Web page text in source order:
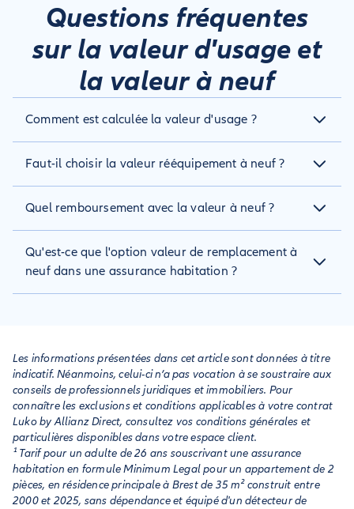
Questions fréquentes
sur la valeur d'usage et
la valeur à neuf
Comment est calculée la valeur d'usage ?
sur le marché (et non sa valeur d'achat), moins le coefficient
Faut-il choisir la valeur rééquipement à neuf ?
compte le coefficient de vétusté, et la valeur remboursée est
plus élevée.
Quel remboursement avec la valeur à neuf ?
valeur du bien sur le marché au moment du sinistre, moins le
coefficient de vétusté. Par la suite, l'assuré reçoit un
Qu'est-ce que l'option valeur de remplacement à
neuf dans une assurance habitation ?
Les informations présentées dans cet article sont données à titre
indicatif. Néanmoins, celui-ci n’a pas vocation à se soustraire aux
conseils de professionnels juridiques et immobiliers. Pour
connaître les exclusions et conditions applicables à votre contrat
Luko by Allianz Direct, consultez vos conditions générales et
particulières disponibles dans votre espace client.
¹ Tarif pour un adulte de 26 ans souscrivant une assurance
habitation en formule Minimum Legal pour un appartement de 2
pièces, en résidence principale à Brest de 35 m² construit entre
2000 et 2025, sans dépendance et équipé d'un détecteur de